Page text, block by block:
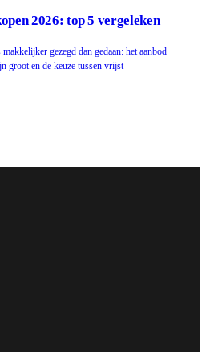
2026: top 5 vergeleken
gezegd dan gedaan: het aanbod
groot en de keuze tussen vrijst